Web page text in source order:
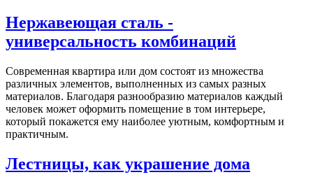
Нержавеющая сталь -
универсальность комбинаций
Современная квартира или дом состоят из множества
различных элементов, выполненных из самых разных
материалов. Благодаря разнообразию материалов каждый
человек может оформить помещение в том интерьере,
который покажется ему наиболее уютным, комфортным и
практичным.
Лестницы, как украшение дома